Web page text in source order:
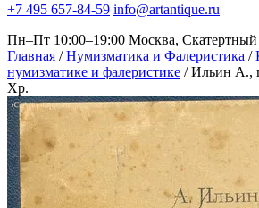
+7 495 657-84-59 info@artantique.ru
Пн–Пт 10:00–19:00 Москва, Скатертный
Главная / Нумизматика и Фалеристика /
нумизматике и фалеристике / Ильин А.,
Хр.